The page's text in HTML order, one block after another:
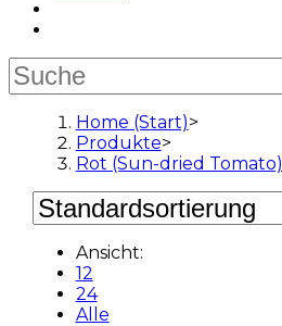
Home (Start)>
Produkte>
Rot (Sun-dried Tomato)
Ansicht:
12
24
Alle